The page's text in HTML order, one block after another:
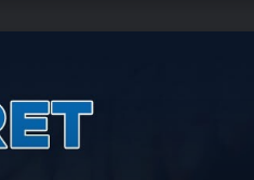
Çevrildi
Üroloji Ankara